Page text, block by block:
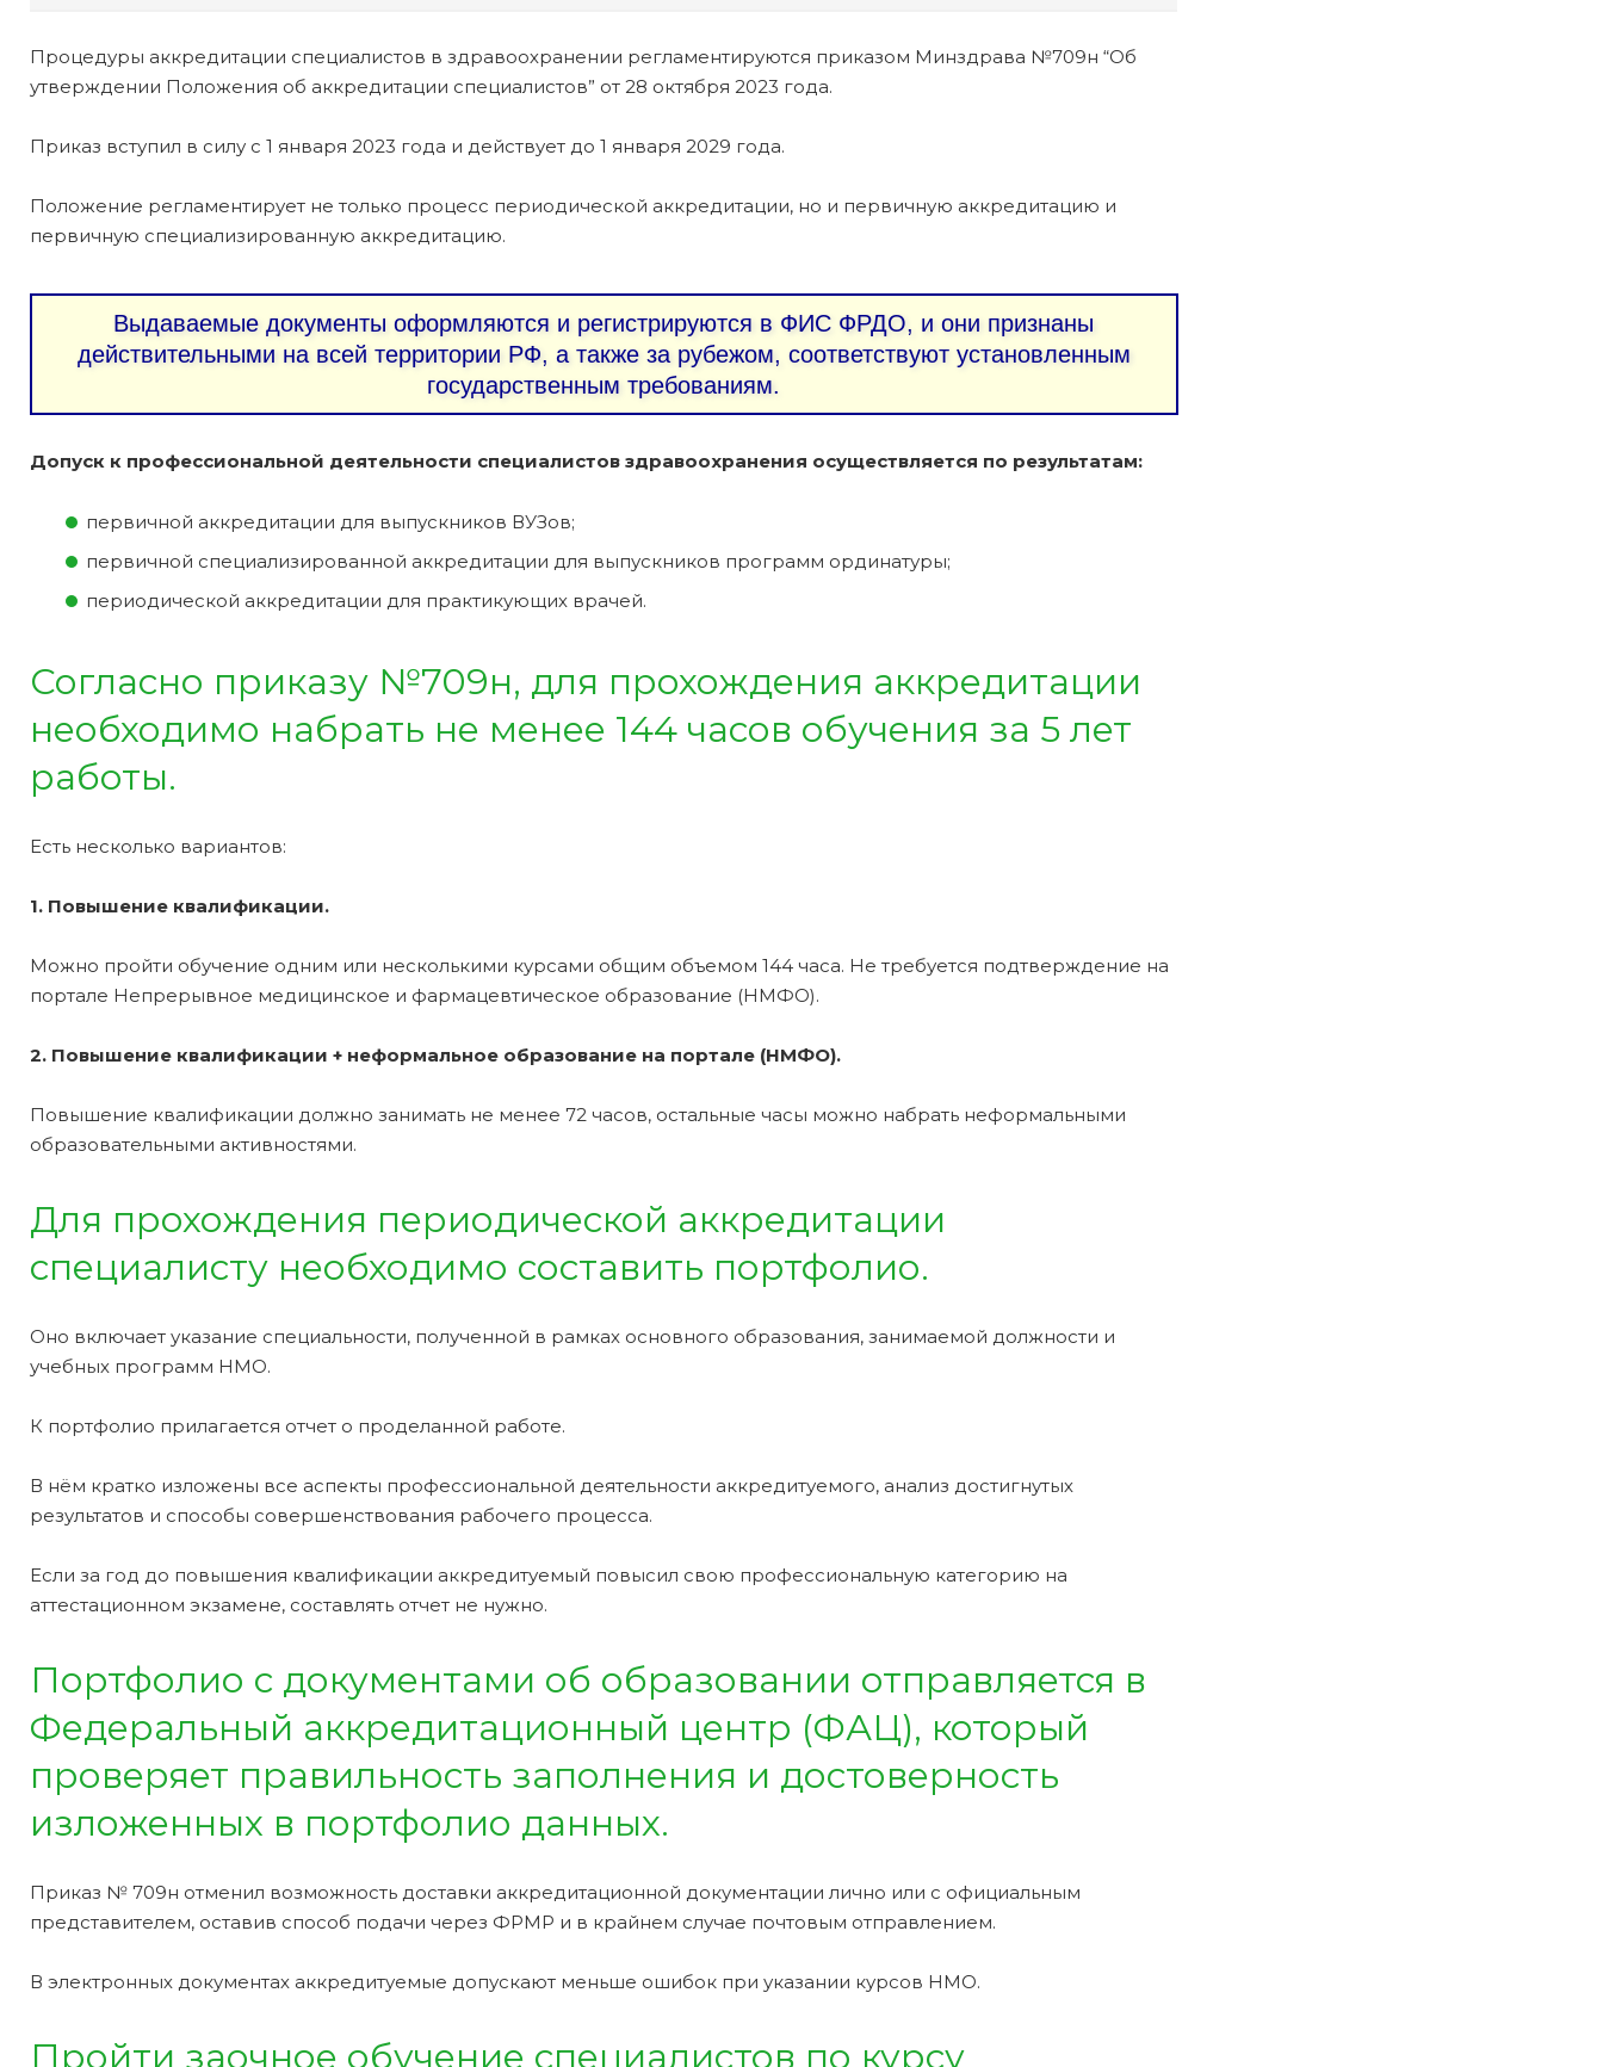
Процедуры аккредитации специалистов в здравоохранении регламентируются приказом Минздрава №709н “Об
утверждении Положения об аккредитации специалистов” от 28 октября 2023 года.
Приказ вступил в силу с 1 января 2023 года и действует до 1 января 2029 года.
Положение регламентирует не только процесс периодической аккредитации, но и первичную аккредитацию и
первичную специализированную аккредитацию.
Выдаваемые документы оформляются и регистрируются в ФИС ФРДО, и они признаны
действительными на всей территории РФ, а также за рубежом, соответствуют установленным
государственным требованиям.
Допуск к профессиональной деятельности специалистов здравоохранения осуществляется по результатам:
первичной аккредитации для выпускников ВУЗов;
первичной специализированной аккредитации для выпускников программ ординатуры;
периодической аккредитации для практикующих врачей.
Согласно приказу №709н, для прохождения аккредитации
необходимо набрать не менее 144 часов обучения за 5 лет
работы.
Есть несколько вариантов:
1. Повышение квалификации.
Можно пройти обучение одним или несколькими курсами общим объемом 144 часа. Не требуется подтверждение на
портале Непрерывное медицинское и фармацевтическое образование (НМФО).
2. Повышение квалификации + неформальное образование на портале (НМФО).
Повышение квалификации должно занимать не менее 72 часов, остальные часы можно набрать неформальными
образовательными активностями.
Для прохождения периодической аккредитации
специалисту необходимо составить портфолио.
Оно включает указание специальности, полученной в рамках основного образования, занимаемой должности и
учебных программ НМО.
К портфолио прилагается отчет о проделанной работе.
В нём кратко изложены все аспекты профессиональной деятельности аккредитуемого, анализ достигнутых
результатов и способы совершенствования рабочего процесса.
Если за год до повышения квалификации аккредитуемый повысил свою профессиональную категорию на
аттестационном экзамене, составлять отчет не нужно.
Портфолио с документами об образовании отправляется в
Федеральный аккредитационный центр (ФАЦ), который
проверяет правильность заполнения и достоверность
изложенных в портфолио данных.
Приказ № 709н отменил возможность доставки аккредитационной документации лично или с официальным
представителем, оставив способ подачи через ФРМР и в крайнем случае почтовым отправлением.
В электронных документах аккредитуемые допускают меньше ошибок при указании курсов НМО.
Пройти заочное обучение специалистов по курсу